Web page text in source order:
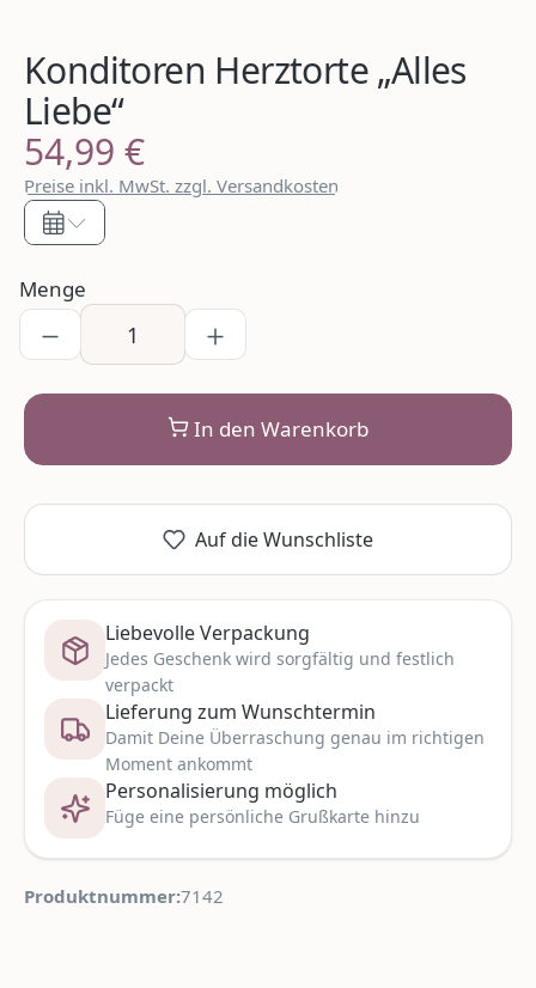
Konditoren Herztorte „Alles
Liebe“
Regulärer Preis:
54,99 €
Preise inkl. MwSt. zzgl. Versandkosten
Menge
In den Warenkorb
Auf die Wunschliste
Liebevolle Verpackung
Jedes Geschenk wird sorgfältig und festlich
verpackt
Lieferung zum Wunschtermin
Damit Deine Überraschung genau im richtigen
Moment ankommt
Personalisierung möglich
Füge eine persönliche Grußkarte hinzu
Produktnummer:7142